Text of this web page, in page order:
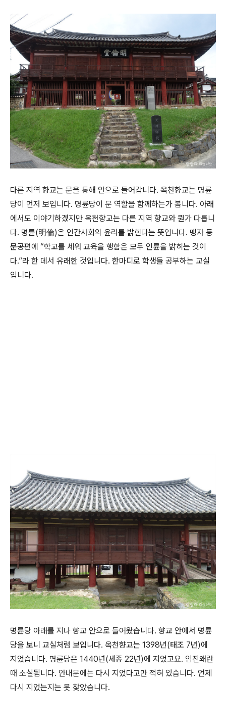
다른 지역 향교는 문을 통해 안으로 들어갑니다. 옥천향교는 명륜
당이 먼저 보입니다. 명륜당이 문 역할을 함께하는가 봅니다. 아래
에서도 이야기하겠지만 옥천향교는 다른 지역 향교와 뭔가 다릅니
다. 명륜(明倫)은 인간사회의 윤리를 밝힌다는 뜻입니다. 맹자 등
문공편에 “학교를 세워 교육을 행함은 모두 인륜을 밝히는 것이
다.”라 한 데서 유래한 것입니다. 한마디로 학생들 공부하는 교실
입니다.
명륜당 아래를 지나 향교 안으로 들어왔습니다. 향교 안에서 명륜
당을 보니 교실처럼 보입니다. 옥천향교는 1398년(태조 7년)에
지었습니다. 명륜당은 1440년(세종 22년)에 지었고요. 임진왜란
때 소실됩니다. 안내문에는 다시 지었다고만 적혀 있습니다. 언제
다시 지었는지는 못 찾았습니다.